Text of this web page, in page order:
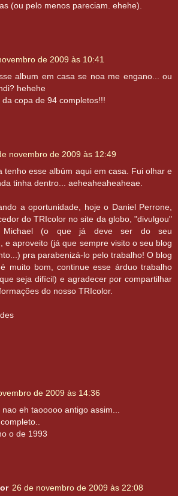
(ou pelo menos pareciam. ehehe).
de 2009 às 10:41
album em casa se noa me engano... ou
hehehe
copa de 94 completos!!!
novembro de 2009 às 12:49
tenho esse albúm aqui em casa. Fui olhar e
tinha dentro... aeheaheaheaheae.
a oportunidade, hoje o Daniel Perrone,
do TRIcolor no site da globo, "divulgou"
(o que já deve ser do seu
e aproveito (já que sempre visito o seu blog
pra parabenizá-lo pelo trabalho! O blog
muito bom, continue esse árduo trabalho
seja difícil) e agradecer por compartilhar
do nosso TRIcolor.
de 2009 às 14:36
eh taooooo antigo assim...
o de 1993
26 de novembro de 2009 às 22:08